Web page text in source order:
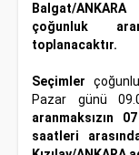
Balgat/
çoğunluk
toplanacaktır.
Seçimler
Pazar günü
aranmaksızın
saatleri